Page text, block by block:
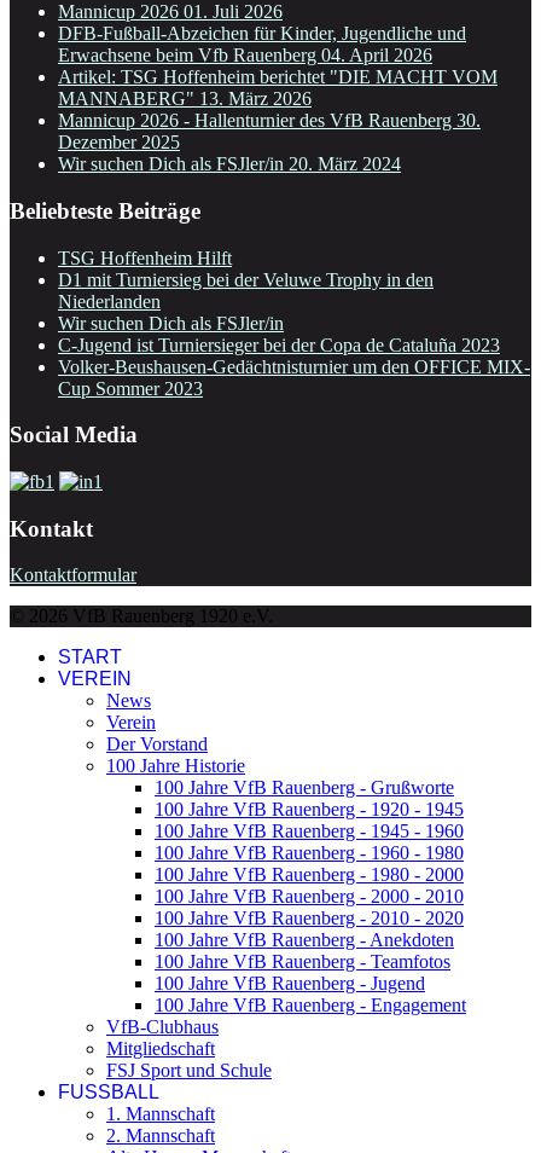
Mannicup 2026 01. Juli 2026
DFB-Fußball-Abzeichen für Kinder, Jugendliche und
Erwachsene beim Vfb Rauenberg 04. April 2026
Artikel: TSG Hoffenheim berichtet "DIE MACHT VOM
MANNABERG" 13. März 2026
Mannicup 2026 - Hallenturnier des VfB Rauenberg 30.
Dezember 2025
Wir suchen Dich als FSJler/in 20. März 2024
Beliebteste Beiträge
TSG Hoffenheim Hilft
D1 mit Turniersieg bei der Veluwe Trophy in den
Niederlanden
Wir suchen Dich als FSJler/in
C-Jugend ist Turniersieger bei der Copa de Cataluña 2023
Volker-Beushausen-Gedächtnisturnier um den OFFICE MIX-
Cup Sommer 2023
Social Media
Kontakt
Kontaktformular
© 2026 VfB Rauenberg 1920 e.V.
START
VEREIN
News
Verein
Der Vorstand
100 Jahre Historie
100 Jahre VfB Rauenberg - Grußworte
100 Jahre VfB Rauenberg - 1920 - 1945
100 Jahre VfB Rauenberg - 1945 - 1960
100 Jahre VfB Rauenberg - 1960 - 1980
100 Jahre VfB Rauenberg - 1980 - 2000
100 Jahre VfB Rauenberg - 2000 - 2010
100 Jahre VfB Rauenberg - 2010 - 2020
100 Jahre VfB Rauenberg - Anekdoten
100 Jahre VfB Rauenberg - Teamfotos
100 Jahre VfB Rauenberg - Jugend
100 Jahre VfB Rauenberg - Engagement
VfB-Clubhaus
Mitgliedschaft
FSJ Sport und Schule
FUSSBALL
1. Mannschaft
2. Mannschaft